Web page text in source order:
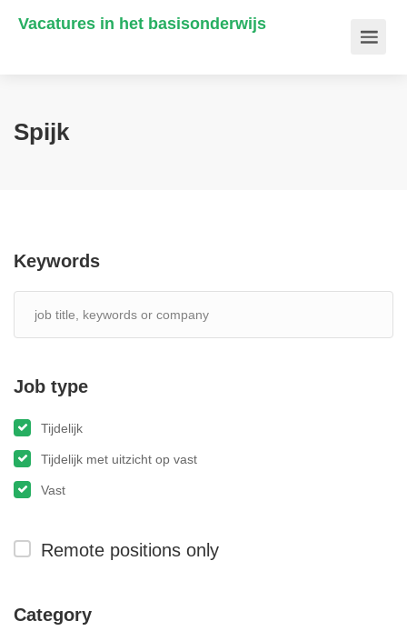
Vacatures in het basisonderwijs
Spijk
Keywords
Job type
Tijdelijk
Tijdelijk met uitzicht op vast
Vast
Remote positions only
Category